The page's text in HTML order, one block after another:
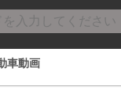
車動画